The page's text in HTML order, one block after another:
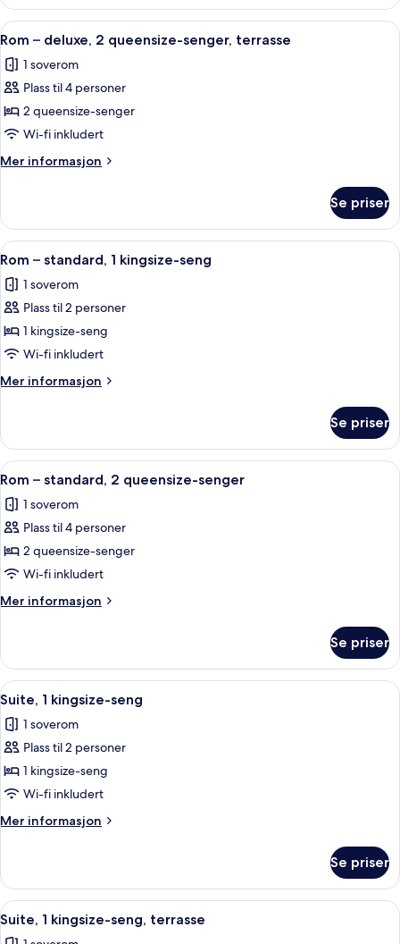
terrasse
–
deluxe,
1
seng,
terrasse
Åpne
alle
bildene
av
Rom
–
deluxe,
2
senger,
terrasse
Safe på rommet, blendingsgardiner
1
Rom – deluxe, 2 queensize-senger, terrasse
1 soverom
Plass til 4 personer
2 queensize-senger
Wi-fi inkludert
Mer informasjon
Mer
–
deluxe,
2
senger,
terrasse
Se priser
Åpne
alle
bildene
av
Rom
–
standard,
1
seng
Safe på rommet, blendingsgardiner
1
Rom – standard, 1 kingsize-seng
1 soverom
Plass til 2 personer
1 kingsize-seng
Wi-fi inkludert
Mer informasjon
Mer
–
standard,
1
seng
Se priser
Åpne
alle
bildene
av
Rom
–
standard,
2
senger
Safe på rommet, blendingsgardiner
1
Rom – standard, 2 queensize-senger
1 soverom
Plass til 4 personer
2 queensize-senger
Wi-fi inkludert
Mer informasjon
Mer
–
standard,
2
senger
Se priser
Åpne
alle
bildene
av
Suite,
1
kingsize-
seng
En 49-tommers Flatskjerm-TV med
4
Suite, 1 kingsize-seng
1 soverom
Plass til 2 personer
1 kingsize-seng
Wi-fi inkludert
Mer informasjon
Mer
1
kingsize-
seng
Se priser
Åpne
alle
En 49-tommers Flatskjerm-TV med
4
Suite, 1 kingsize-seng, terrasse